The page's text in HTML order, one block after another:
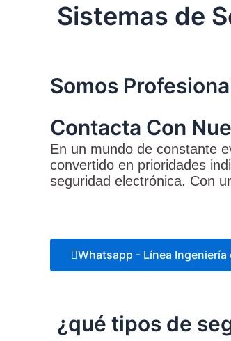
Sistemas de
Somos
Contacta Con
En un mundo de constante
convertido en prioridades
seguridad electrónica. Con
Whatsapp - Línea Ingeniería
¿qué tipos de